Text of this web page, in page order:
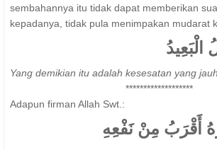
sembahannya itu tidak dapat memberikan
kepadanya, tidak pula menimpakan mudarat
الْبَعِيدُ
Yang demikian itu adalah kesesatan yang
*******************
Adapun firman Allah Swt.:
أَقْرَبُ مِنْ نَفْعِهِ